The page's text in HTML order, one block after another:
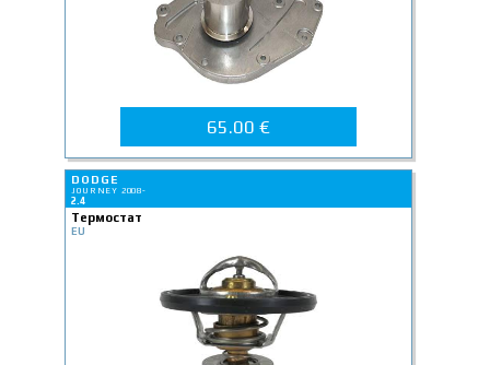
65.00 €
DODGE
JOURNEY 2008-
2.4
Термостат
EU